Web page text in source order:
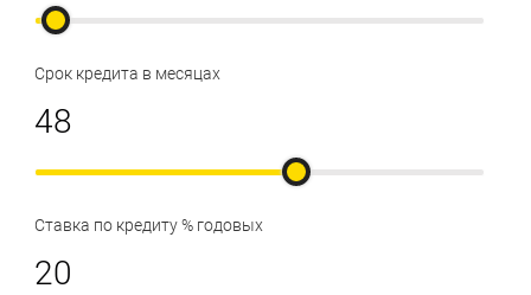
Срок кредита в месяцах
Ставка по кредиту % годовых